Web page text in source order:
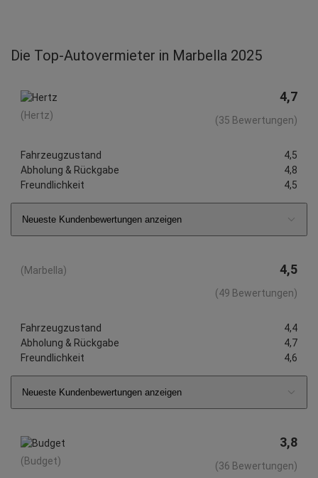
Die Top-Autovermieter in Marbella 2025
(Hertz)
4,7
(35 Bewertungen)
Fahrzeugzustand
4,5
Abholung & Rückgabe
4,8
Freundlichkeit
4,5
Neueste Kundenbewertungen anzeigen
(Marbella) 4,5
(49 Bewertungen)
Fahrzeugzustand
4,4
Abholung & Rückgabe
4,7
Freundlichkeit
4,6
Neueste Kundenbewertungen anzeigen
(Budget)
3,8
(36 Bewertungen)